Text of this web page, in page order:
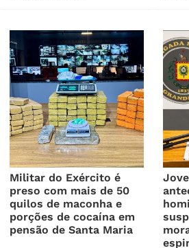
Militar do Exército é
preso com mais de 50
quilos de maconha e
porções de cocaína em
pensão de Santa Maria